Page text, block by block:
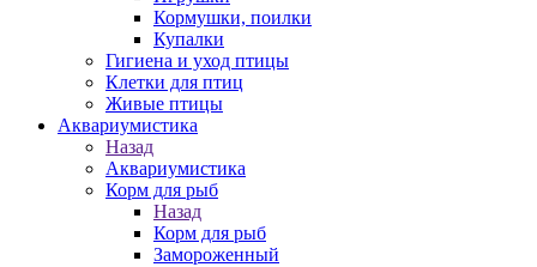
Кормушки, поилки
Купалки
Гигиена и уход птицы
Клетки для птиц
Живые птицы
Аквариумистика
Назад
Аквариумистика
Корм для рыб
Назад
Корм для рыб
Замороженный